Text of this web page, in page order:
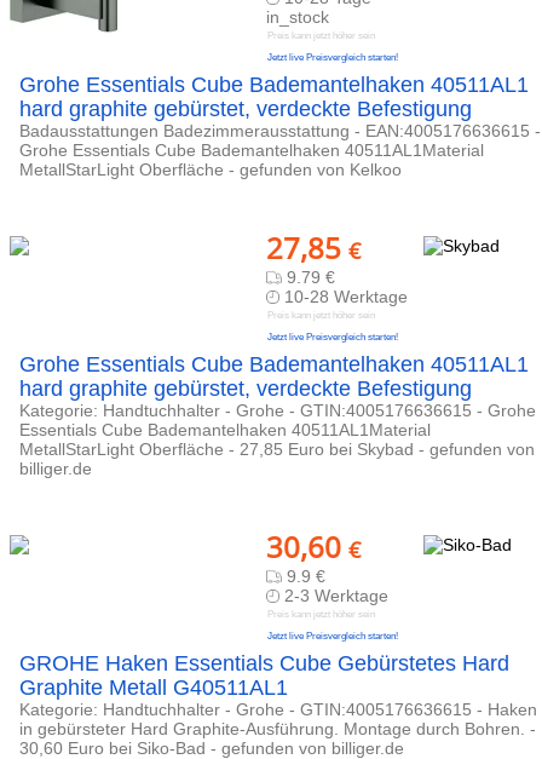
in_stock
Preis kann jetzt höher sein
Jetzt live Preisvergleich starten!
Grohe Essentials Cube Bademantelhaken 40511AL1
hard graphite gebürstet, verdeckte Befestigung
Badausstattungen Badezimmerausstattung - EAN:4005176636615 -
Grohe Essentials Cube Bademantelhaken 40511AL1Material
MetallStarLight Oberfläche - gefunden von Kelkoo
27,85 €
9.79 €
10-28 Werktage
Preis kann jetzt höher sein
Jetzt live Preisvergleich starten!
Grohe Essentials Cube Bademantelhaken 40511AL1
hard graphite gebürstet, verdeckte Befestigung
Kategorie: Handtuchhalter - Grohe - GTIN:4005176636615 - Grohe
Essentials Cube Bademantelhaken 40511AL1Material
MetallStarLight Oberfläche - 27,85 Euro bei Skybad - gefunden von
billiger.de
30,60 €
9.9 €
2-3 Werktage
Preis kann jetzt höher sein
Jetzt live Preisvergleich starten!
GROHE Haken Essentials Cube Gebürstetes Hard
Graphite Metall G40511AL1
Kategorie: Handtuchhalter - Grohe - GTIN:4005176636615 - Haken
in gebürsteter Hard Graphite-Ausführung. Montage durch Bohren. -
30,60 Euro bei Siko-Bad - gefunden von billiger.de